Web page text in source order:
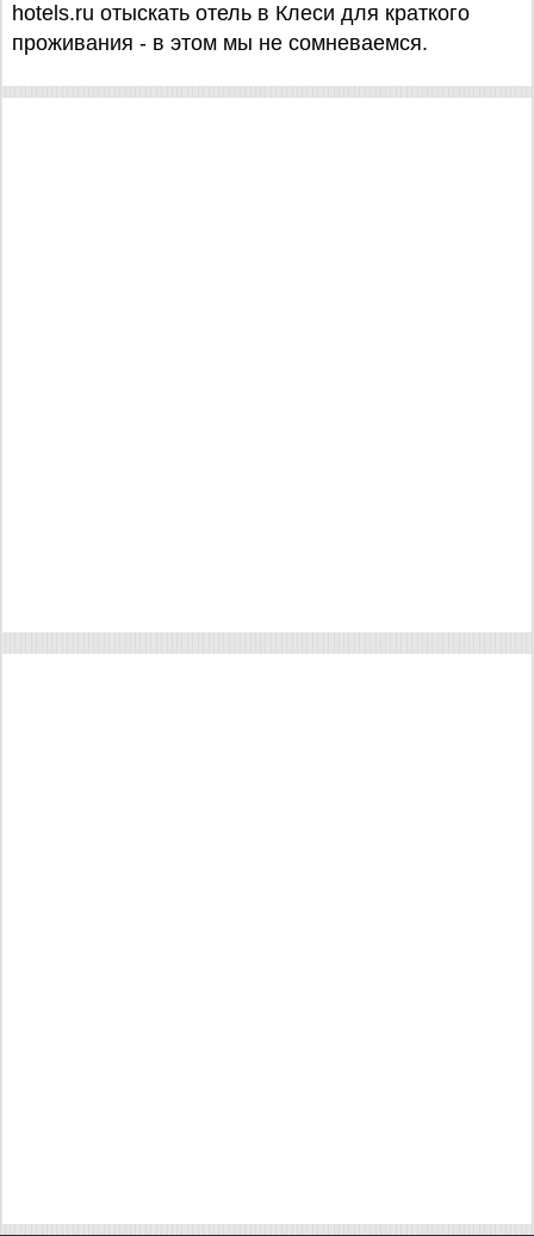
hotels.ru отыскать отель в Клеси для краткого
проживания - в этом мы не сомневаемся.